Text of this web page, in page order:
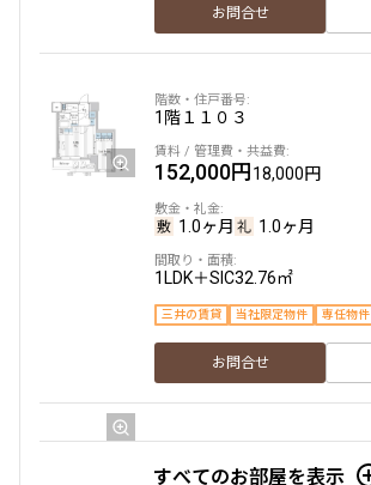
お問合せ
1階１１０３
152,000円18,000円
1.0ヶ月 1.0ヶ月
1LDK＋SIC32.76㎡
三井の賃貸 当社限定物件 専任物件
お問合せ
3階１３０６
すべてのお部屋を表示